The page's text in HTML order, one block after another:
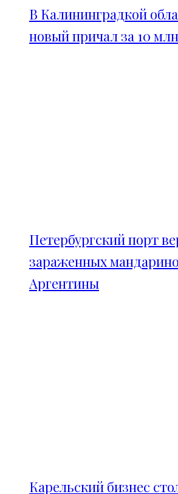
В Калининградкой
новый причал за 10
Петербургский порт
зараженных
Аргентины
Карельский бизнес